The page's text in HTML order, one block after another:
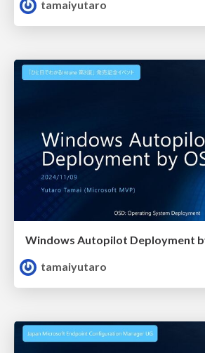
tamaiyutaro
Windows Autopilot Deployment
tamaiyutaro